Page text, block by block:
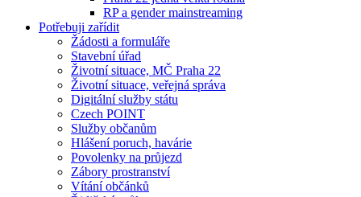
RP a gender mainstreaming
Potřebuji zařídit
Žádosti a formuláře
Stavební úřad
Životní situace, MČ Praha 22
Životní situace, veřejná správa
Digitální služby státu
Czech POINT
Služby občanům
Hlášení poruch, havárie
Povolenky na průjezd
Zábory prostranství
Vítání občánků